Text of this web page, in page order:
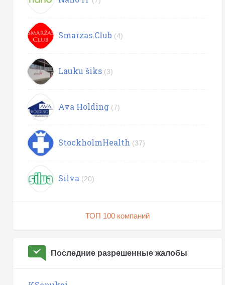
Smarzas.Club (4)
Lauku šiks (3)
Ava Holding (7)
StockholmHealth (37)
Silva (20)
ТОП 100 компаний
Последние разрешенные жалобы